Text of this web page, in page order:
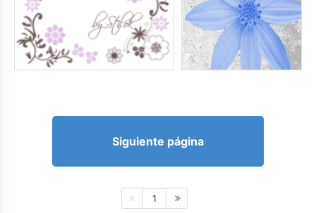
Siguiente página
1